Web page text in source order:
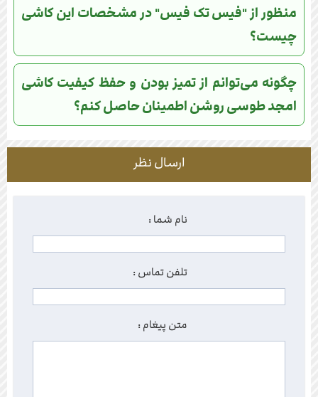
منظور از "فیس تک فیس" در مشخصات این کاشی
چیست؟
چگونه می‌توانم از تمیز بودن و حفظ کیفیت کاشی
امجد طوسی روشن اطمینان حاصل کنم؟
ارسال نظر
نام شما :
تلفن تماس :
متن پیغام :